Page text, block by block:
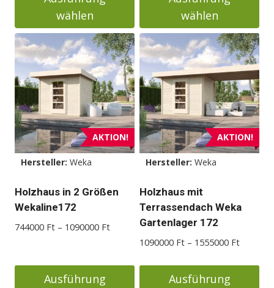
wählen
Dieses
Produkt
weist
mehrere
Varianten
auf.
Die
Optionen
können
auf
der
gewählt
wählen
Dieses
Produkt
weist
mehrere
Varianten
auf.
Die
Optionen
können
auf
der
Produktseite
AKTION!
Hersteller: Weka
Holzhaus in 2 Größen
Wekaline172
744000 Ft – 1090000 FtPreisspanne:
744000 Ft
1090000 Ft
Ausführung
AKTION!
Hersteller: Weka
Holzhaus mit
Terrassendach Weka
Gartenlager 172
1090000 Ft – 1555000 Ft
bis
Ausführung